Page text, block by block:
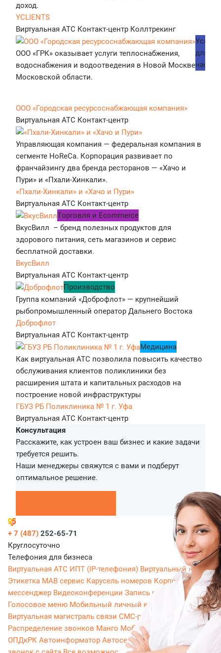
доход.
YCLIENTS
Виртуальная АТС Контакт-центр Коллтрекинг
Услуги
для
ООО «ГРК» оказывает услуги теплоснабжения,
водоснабжения и водоотведения в Новой Москве и
Московской области.
ООО «Городская ресурсоснабжающая компания»
Виртуальная АТС Контакт-центр
Управляющая компания — федеральная компания в
сегменте HoReCa. Корпорация развивает по
франчайзингу два бренда ресторанов — «Хачо и
Пури» и «Пхали-Хинкали».
«Пхали-Хинкали» и «Хачо и Пури»
Виртуальная АТС Контакт-центр
Tорговля и Ecommerce
ВкусВилл – бренд полезных продуктов для
здорового питания, сеть магазинов и сервис
бесплатной доставки.
ВкусВилл
Виртуальная АТС Контакт-центр
Производство
Группа компаний «Доброфлот» — крупнейший
рыбопромышленный оператор Дальнего Востока
Доброфлот
Виртуальная АТС Контакт-центр
Медицина
Как виртуальная АТС позволила повысить качество
обслуживания клиентов поликлиники без
расширения штата и капитальных расходов на
построение новой инфраструктуры
ГБУЗ РБ Поликлиника № 1 г. Уфа
Виртуальная АТС Контакт-центр
Консультация
Расскажите, как устроен ваш бизнес и какие задачи
требуется решить.
Наши менеджеры свяжутся с вами и подберут
оптимальное решение.
+ 7 (487) 252-65-71
Круглосуточно
Телефония для бизнеса
Виртуальная АТС ИПТ (IP-телефония) Виртуальный номер
Этикетка МАВ сервис Карусель номеров Корпоративный
мессенджер Видеоконференции Запись разговоров
Голосовое меню Мобильный личный кабинет
Виртуальная магистраль связи СМС-рассылки
Распределение звонков Манго Мобайл
ОПДкРК Автоинформатор Автосекретарь
Обратный